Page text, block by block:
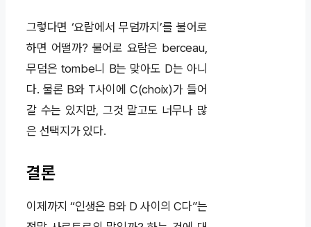
그렇다면 ‘요람에서 무덤까지’를 불어로
하면 어떨까? 불어로 요람은 berceau,
무덤은 tombe니 B는 맞아도 D는 아니
다. 물론 B와 T사이에 C(choix)가 들어
갈 수는 있지만, 그것 말고도 너무나 많
은 선택지가 있다.
결론
이제까지 “인생은 B와 D 사이의 C다”는